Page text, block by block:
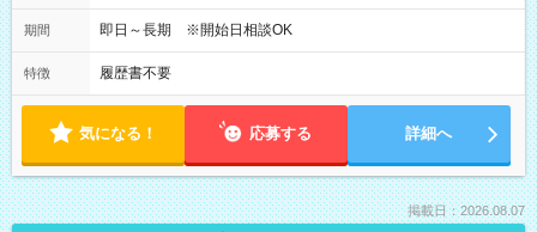
期間 即日～長期 ※開始日相談OK
特徴 履歴書不要
気になる！ 応募する 詳細へ
掲載日：2026.08.07